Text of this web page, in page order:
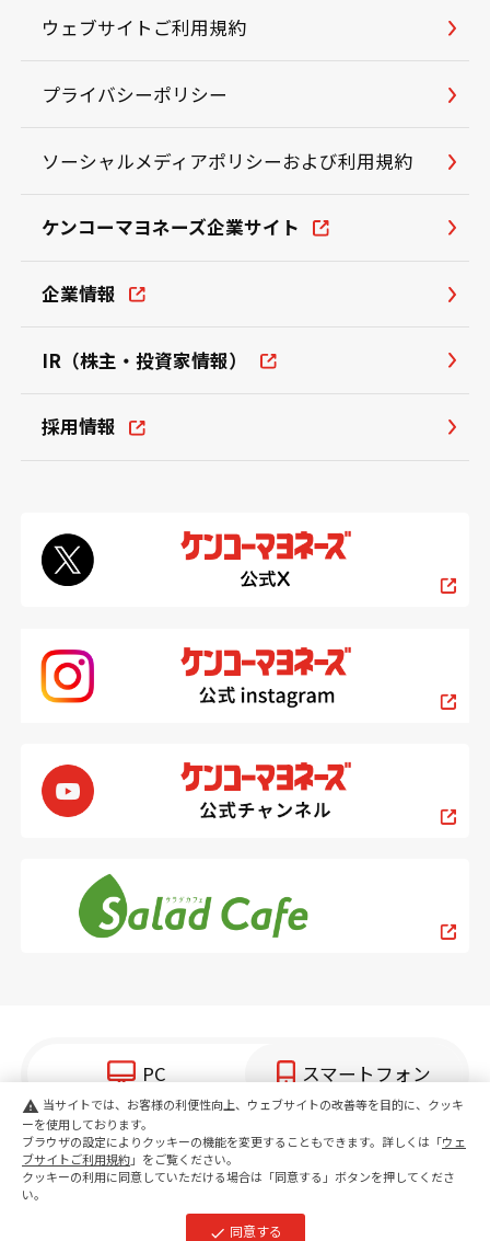
PC スマートフォン
ウェブサイトご利用規約
プライバシーポリシー
ソーシャルメディアポリシーおよび利用規約
ケンコーマヨネーズ企業サイト
企業情報
IR（株主・投資家情報）
採用情報
copyright KENKO Mayonnaise Co.,Ltd.All rights reserved.
warning 当サイトでは、お客様の利便性向上、ウェブサイトの改善等を目的に、クッキ
ーを使用しております。
ブラウザの設定によりクッキーの機能を変更することもできます。詳しくは「ウェ
ブサイトご利用規約」をご覧ください。
クッキーの利用に同意していただける場合は「同意する」ボタンを押してくださ
い。
check 同意する